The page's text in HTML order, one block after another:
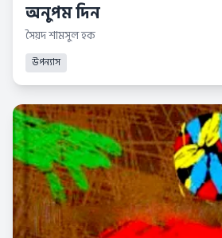
অনুপম দিন
সৈয়দ শামসুল হক
উপন্যাস